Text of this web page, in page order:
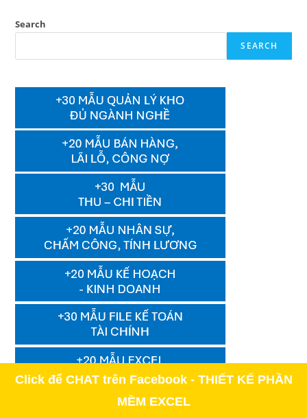
Search
SEARCH
Click để CHAT trên Facebook - THIẾT KẾ PHẦN
MỀM EXCEL